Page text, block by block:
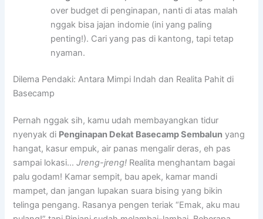
over budget di penginapan, nanti di atas malah
nggak bisa jajan indomie (ini yang paling
penting!). Cari yang pas di kantong, tapi tetap
nyaman.
Dilema Pendaki: Antara Mimpi Indah dan Realita Pahit di
Basecamp
Pernah nggak sih, kamu udah membayangkan tidur
nyenyak di Penginapan Dekat Basecamp Sembalun yang
hangat, kasur empuk, air panas mengalir deras, eh pas
sampai lokasi…Jreng-jreng! Realita menghantam bagai
palu godam! Kamar sempit, bau apek, kamar mandi
mampet, dan jangan lupakan suara bising yang bikin
telinga pengang. Rasanya pengen teriak “Emak, aku mau